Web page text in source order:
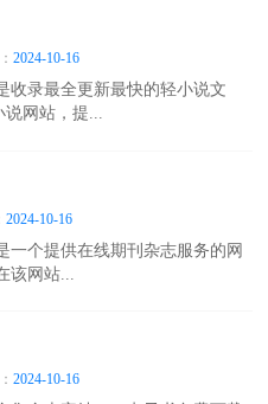
2024-10-16
收录最全更新最快的轻小说文
说网站，提...
2024-10-16
一个提供在线期刊杂志服务的网
该网站...
2024-10-16